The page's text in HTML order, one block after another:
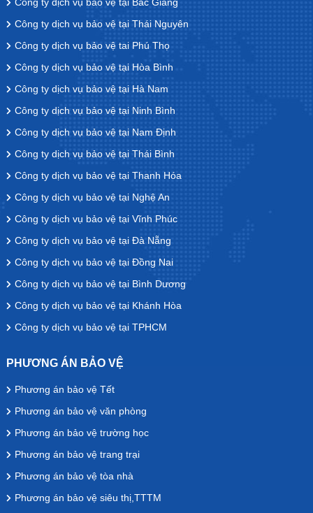
Công ty dịch vụ bảo vệ tại Bắc Giang
Công ty dịch vụ bảo vệ tại Thái Nguyên
Công ty dịch vụ bảo vệ tai Phú Thọ
Công ty dịch vụ bảo vệ tại Hòa Bình
Công ty dịch vụ bảo vệ tại Hà Nam
Công ty dịch vụ bảo vệ tại Ninh Bình
Công ty dịch vụ bảo vệ tại Nam Định
Công ty dịch vụ bảo vệ tại Thái Bình
Công ty dịch vụ bảo vệ tại Thanh Hóa
Công ty dịch vụ bảo vệ tại Nghệ An
Công ty dịch vụ bảo vệ tại Vĩnh Phúc
Công ty dịch vụ bảo vệ tại Đà Nẵng
Công ty dịch vụ bảo vệ tại Đồng Nai
Công ty dịch vụ bảo vệ tại Bình Dương
Công ty dịch vụ bảo vệ tại Khánh Hòa
Công ty dịch vụ bảo vệ tại TPHCM
PHƯƠNG ÁN BẢO VỆ
Phương án bảo vệ Tết
Phương án bảo vệ văn phòng
Phương án bảo vệ trường học
Phương án bảo vệ trang trại
Phương án bảo vệ tòa nhà
Phương án bảo vệ siêu thị,TTTM